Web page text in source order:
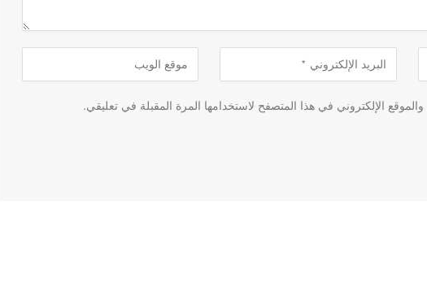
الإلكتروني في هذا المتصفح لاستخدامها المرة المقبلة في تعليقي.